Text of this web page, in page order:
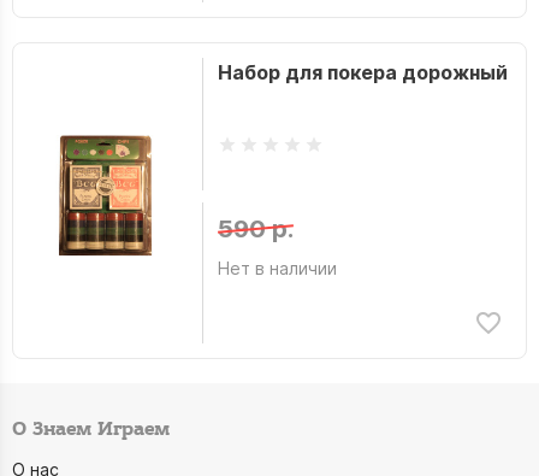
Набор для покера дорожный
590 р.
Нет в наличии
О Знаем Играем
О нас